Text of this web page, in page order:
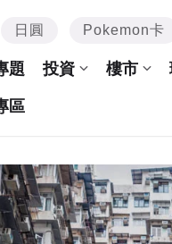
日圓 Pokemon卡
題 投資 樓市
區